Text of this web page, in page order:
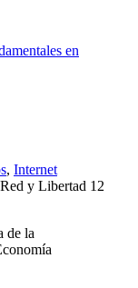
en
, Internet
y Libertad 12
de la